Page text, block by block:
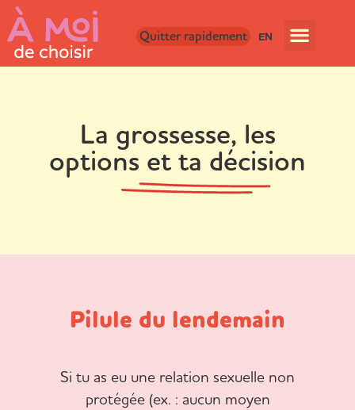
Quitter rapidement EN
La grossesse, les
options et ta décision
Pilule du lendemain
Si tu as eu une relation sexuelle non
protégée (ex. : aucun moyen